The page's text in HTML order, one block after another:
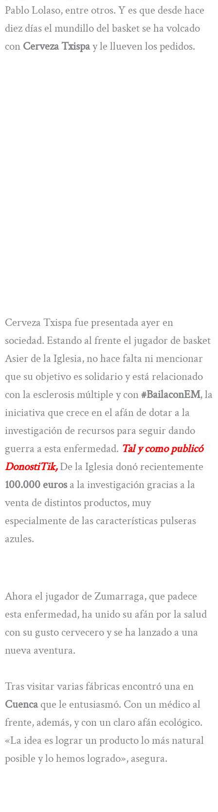
Pablo Lolaso, entre otros. Y es que desde hace
diez días el mundillo del basket se ha volcado
con Cerveza Txispay le llueven los pedidos.
Cerveza Txispa fue presentada ayer en
sociedad. Estando al frente el jugador de basket
Asier de la Iglesia, no hace falta ni mencionar
que su objetivo es solidario y está relacionado
con la esclerosis múltiple y con#BailaconEM, la
iniciativa que crece en el afán de dotar a la
investigación de recursos para seguir dando
guerra a esta enfermedad. Tal y como publicó
DonostiTik,De la Iglesia donó recientemente
100.000 eurosa la investigación gracias a la
venta de distintos productos, muy
especialmente de las características pulseras
azules.
Ahora el jugador de Zumarraga, que padece
esta enfermedad, ha unido su afán por la salud
con su gusto cervecero y se ha lanzado a una
nueva aventura.
Tras visitar varias fábricas encontró una en
Cuencaque le entusiasmó. Con un médico al
frente, además, y con un claro afán ecológico.
«La idea es lograr un producto lo más natural
posible y lo hemos logrado», asegura.